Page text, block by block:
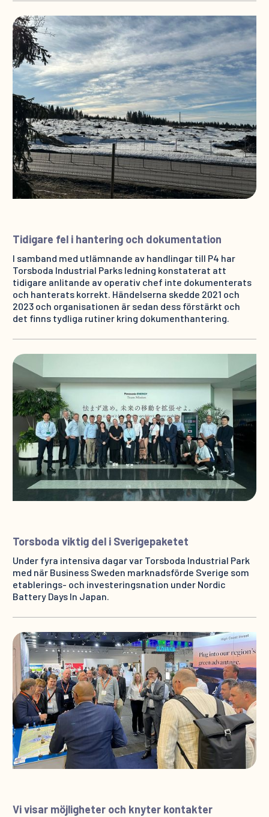
Tidigare fel i hantering och dokumentation
I samband med utlämnande av handlingar till P4 har
Torsboda Industrial Parks ledning konstaterat att
tidigare anlitande av operativ chef inte dokumenterats
och hanterats korrekt. Händelserna skedde 2021 och
2023 och organisationen är sedan dess förstärkt och
det finns tydliga rutiner kring dokumenthantering.
Torsboda viktig del i Sverigepaketet
Under fyra intensiva dagar var Torsboda Industrial Park
med när Business Sweden marknadsförde Sverige som
etablerings- och investeringsnation under Nordic
Battery Days In Japan.
Vi visar möjligheter och knyter kontakter